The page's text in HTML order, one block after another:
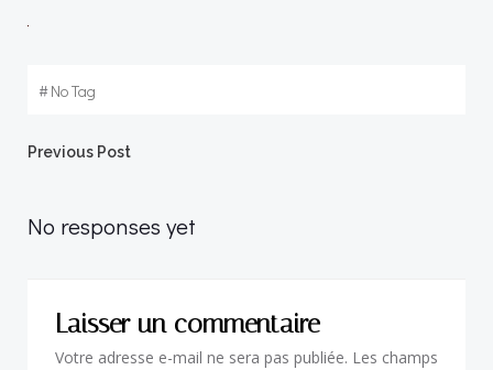
#No Tag
Post
navigation
Previous Post
No responses yet
Laisser un commentaire
Votre adresse e-mail ne sera pas publiée. Les champs